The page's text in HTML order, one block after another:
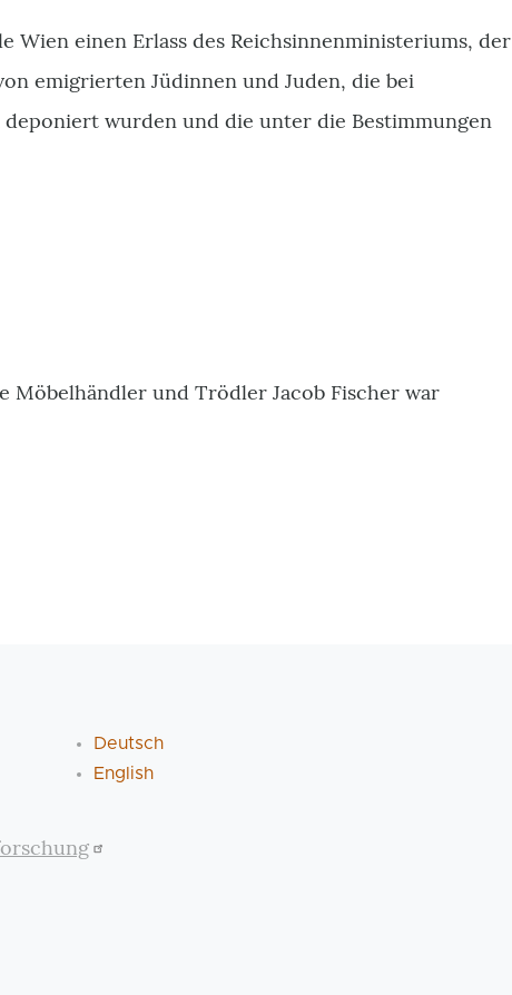
Wien einen Erlass des Reichsinnenministeriums, der
emigrierten Jüdinnen und Juden, die bei
wurden und die unter die Bestimmungen
Möbelhändler und Trödler Jacob Fischer war
Deutsch
English